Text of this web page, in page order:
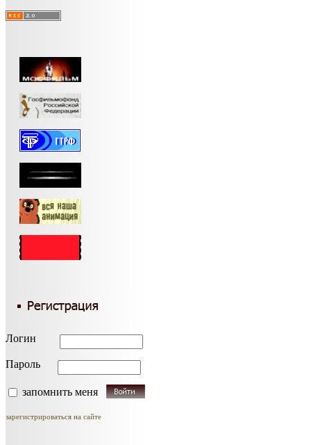
Логин
Пароль
запомнить меня
зарегистрироваться на сайте